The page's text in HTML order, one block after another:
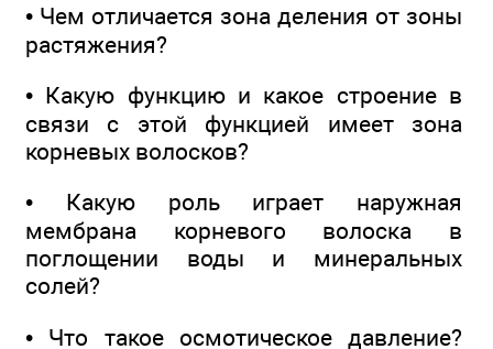
• Чем отличается зона деления от зоны
растяжения?
• Какую функцию и какое строение в
связи с этой функцией имеет зона
корневых волосков?
• Какую роль играет наружная
мембрана корневого волоска в
поглощении воды и минеральных
солей?
• Что такое осмотическое давление?